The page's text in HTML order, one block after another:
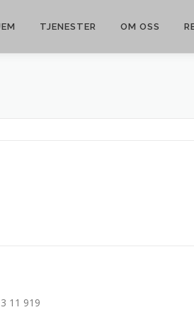
TJENESTER OM OSS
11 919